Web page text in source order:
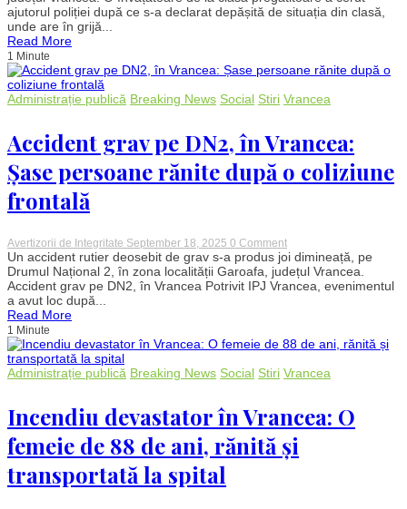
școală
copleșită
numărul
copiilor
de
comportament,
a
chemat
ajutorul poliției după ce s-a declarat depășită de situația din clasă,
unde are în grijă...
Read More
1 Minute
Administrație publică Breaking News Social Stiri Vrancea
Accident grav pe DN2, în Vrancea:
Șase persoane rănite după o coliziune
frontală
Avertizorii de Integritate September 18, 2025 0 Commenton
Accident
grav
pe
DN2,
persoane
după
o
Un accident rutier deosebit de grav s-a produs joi dimineață, pe
Drumul Național 2, în zona localității Garoafa, județul Vrancea.
Accident grav pe DN2, în Vrancea Potrivit IPJ Vrancea, evenimentul
a avut loc după...
Read More
1 Minute
Administrație publică Breaking News Social Stiri Vrancea
Incendiu devastator în Vrancea: O
femeie de 88 de ani, rănită și
transportată la spital